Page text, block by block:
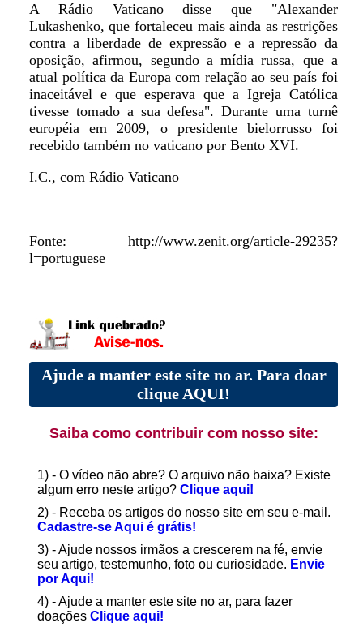
A Rádio Vaticano disse que "Alexander
Lukashenko, que fortaleceu mais ainda as restrições
contra a liberdade de expressão e a repressão da
oposição, afirmou, segundo a mídia russa, que a
atual política da Europa com relação ao seu país foi
inaceitável e que esperava que a Igreja Católica
tivesse tomado a sua defesa". Durante uma turnê
européia em 2009, o presidente bielorrusso foi
recebido também no vaticano por Bento XVI.
I.C., com Rádio Vaticano
Fonte: http://www.zenit.org/article-29235?
l=portuguese
Ajude a manter este site no ar. Para doar
clique AQUI!
Saiba como contribuir com nosso site:
1) - O vídeo não abre? O arquivo não baixa? Existe
algum erro neste artigo? Clique aqui!
2) - Receba os artigos do nosso site em seu e-mail.
Cadastre-se Aqui é grátis!
3) - Ajude nossos irmãos a crescerem na fé, envie
seu artigo, testemunho, foto ou curiosidade. Envie
por Aqui!
4) - Ajude a manter este site no ar, para fazer
doações Clique aqui!